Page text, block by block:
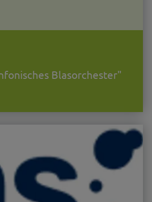
Blasorchester"